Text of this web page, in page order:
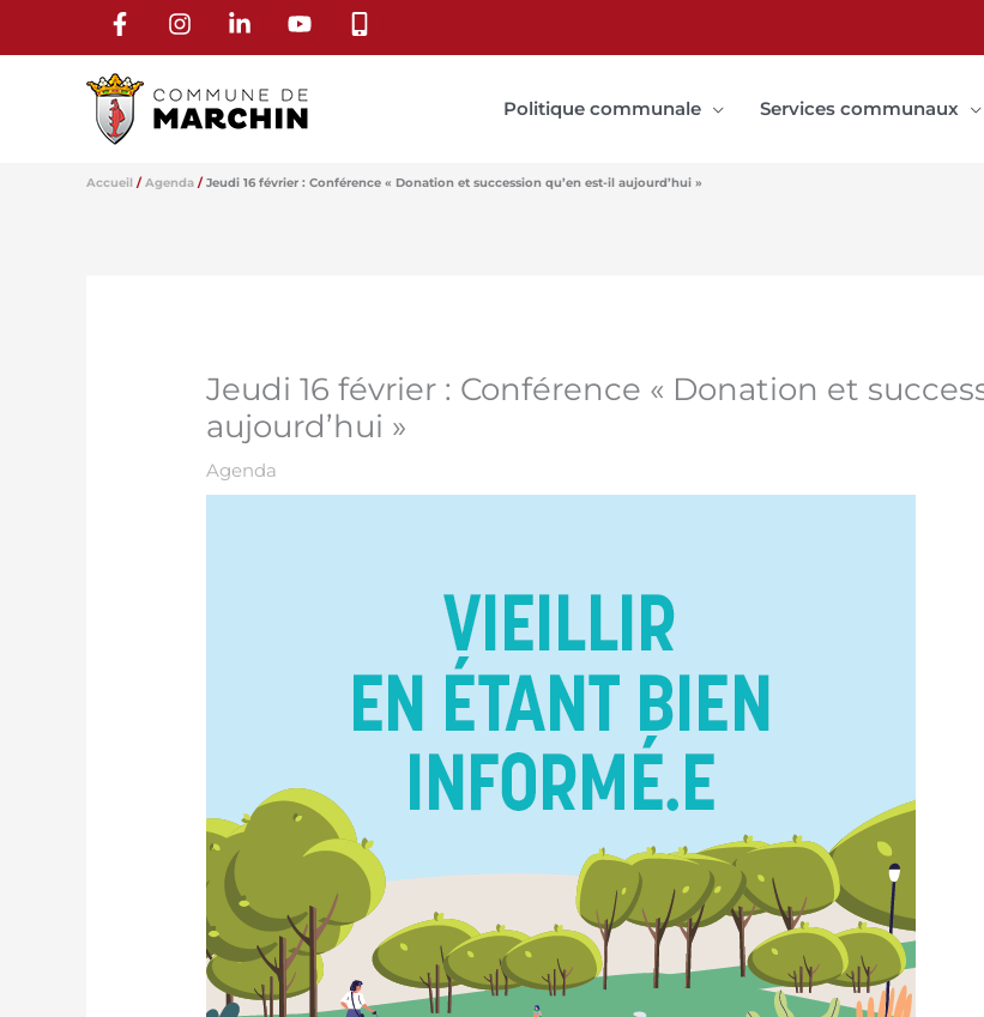
Politique communale Services communaux
Accueil Agenda Jeudi 16 février : Conférence « Donation et succession qu’en est-il aujourd’hui »
Jeudi 16 février : Conférence « Donation et
aujourd’hui »
Agenda